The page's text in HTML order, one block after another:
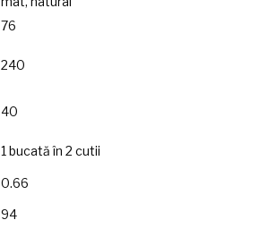
76
240
40
1 bucată în 2 cutii
0.66
94